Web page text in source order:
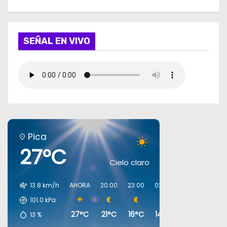
SEÑAL EN VIVO
Pica
27°C Cielo claro
13.8 km/h
101.0 kPa
13 %
AHORA
27°C
20:00
21°C
23:00
16°C
02:00
14°C